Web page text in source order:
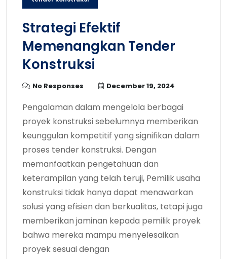
Strategi Efektif
Memenangkan Tender
Konstruksi
No Responses December 19, 2024
Pengalaman dalam mengelola berbagai
proyek konstruksi sebelumnya memberikan
keunggulan kompetitif yang signifikan dalam
proses tender konstruksi. Dengan
memanfaatkan pengetahuan dan
keterampilan yang telah teruji, Pemilik usaha
konstruksi tidak hanya dapat menawarkan
solusi yang efisien dan berkualitas, tetapi juga
memberikan jaminan kepada pemilik proyek
bahwa mereka mampu menyelesaikan
proyek sesuai dengan